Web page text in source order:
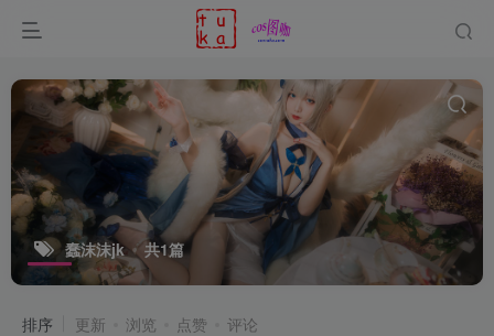
蠢沫沫jk 共1篇
排序 更新 浏览 点赞 评论